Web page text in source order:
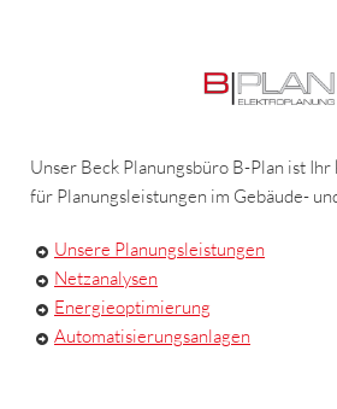
Unser Beck Planungsbüro B-Plan ist
für Planungsleistungen im Gebäude-
Unsere Planungsleistungen
Netzanalysen
Energieoptimierung
Automatisierungsanlagen